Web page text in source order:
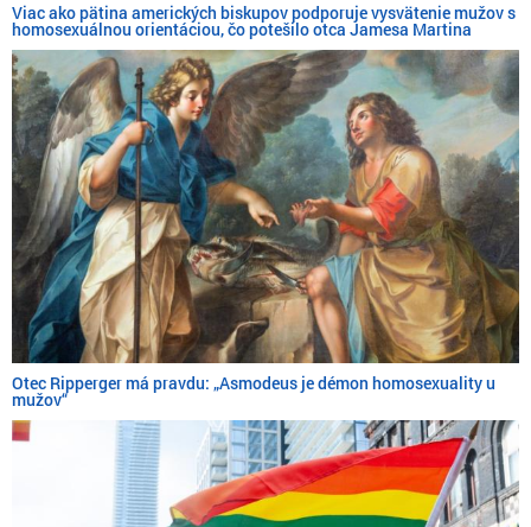
Viac ako pätina amerických biskupov podporuje vysvätenie mužov s
homosexuálnou orientáciou, čo potešilo otca Jamesa Martina
Otec Ripperger má pravdu: „Asmodeus je démon homosexuality u
mužov“